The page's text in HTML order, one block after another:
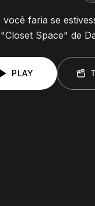
você faria se
Space" de
PLAY